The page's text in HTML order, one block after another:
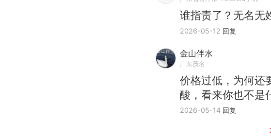
谁指责了？无名无
2026-05-12 回复
金山伴水
广东茂名
价格过低，为何还
酸，看来你也不是
2026-05-14 回复
热 西班牙飞
此前一天内
费大厨“